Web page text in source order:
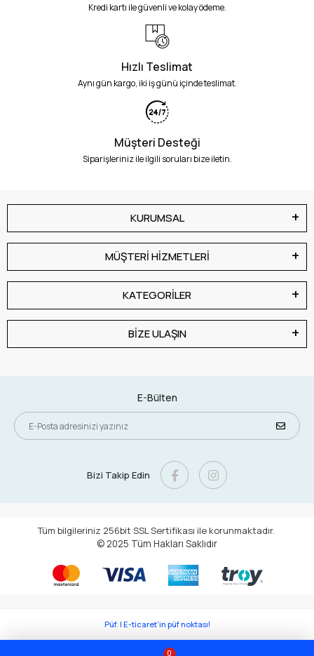
Kredi kartı ile güvenli ve kolay ödeme.
Hızlı Teslimat
Aynı gün kargo, iki iş günü içinde teslimat.
Müşteri Desteği
Siparişleriniz ile ilgili soruları bize iletin.
KURUMSAL
MÜŞTERİ HİZMETLERİ
KATEGORİLER
BİZE ULAŞIN
E-Bülten
Bizi Takip Edin
Tüm bilgileriniz 256bit SSL Sertifikası ile korunmaktadır.
© 2025 Tüm Hakları Saklıdır
0
Püf. | E-ticaret'in püf noktası!